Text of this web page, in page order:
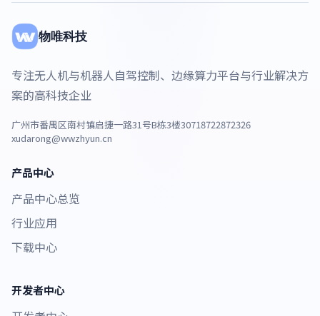
物唯科技
专注无人机与机器人自驾控制、边缘算力平台与行业解决方
案的高科技企业
广州市番禺区南村镇启捷一路31号B栋3楼30718722872326
xudarong@wwzhyun.cn
产品中心
产品中心总览
行业应用
下载中心
开发者中心